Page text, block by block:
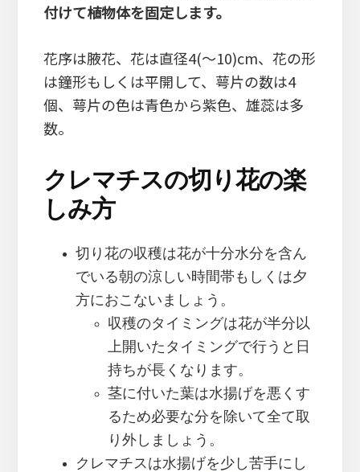
付けて植物体を固定します。
花序は腋花、花は直径4(～10)cm、花の形
は鐘形もしくは平開して、萼片の数は4
個、萼片の色は青色から紫色、雄蕊は多
数。
クレマチスの切り花の楽
しみ方
切り花の収穫は花が十分水分を含ん
でいる朝の涼しい時間帯もしくは夕
方におこないましょう。
収穫のタイミングは花が半分以
上開いたタイミングで行うと日
持ちが長くなります。
茎に付いた葉は水揚げを悪くす
るため必要な分を除いて全て取
り外しましょう。
クレマチスは水揚げを少し苦手にし